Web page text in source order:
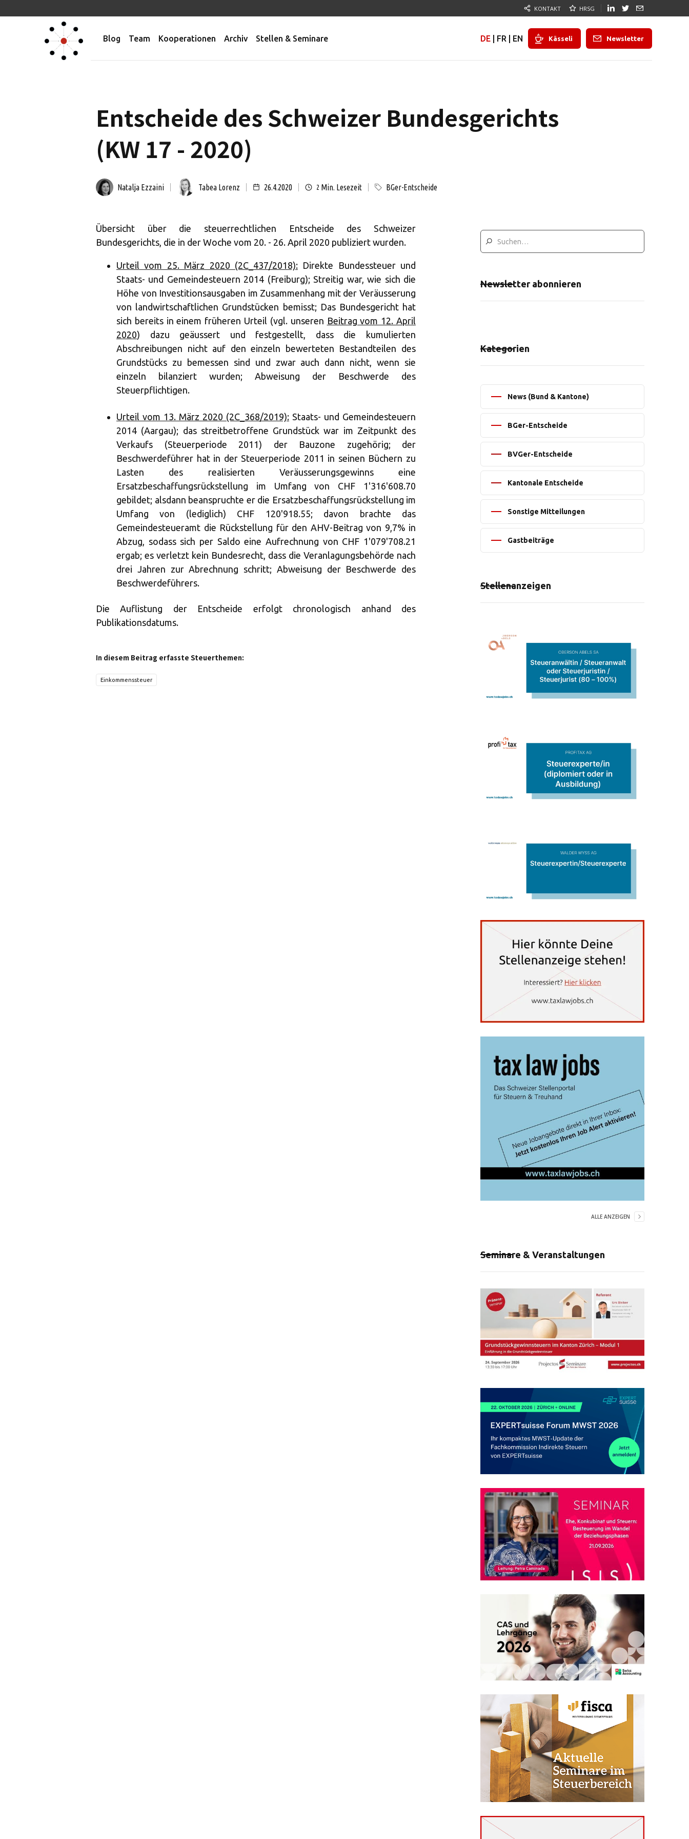
KONTAKT HRSG
Blog Team Kooperationen Archiv Stellen & Seminare DE FR EN Kässeli Newsletter
Entscheide des Schweizer Bundesgerichts
(KW 17 - 2020)
Natalja Ezzaini Tabea Lorenz 26.4.2020 2 Min. Lesezeit BGer-Entscheide
Übersicht über die steuerrechtlichen Entscheide des Schweizer
Bundesgerichts, die in der Woche vom 20. - 26. April 2020 publiziert wurden.
Urteil vom 25. März 2020 (2C_437/2018):Direkte Bundessteuer und
Staats- und Gemeindesteuern 2014 (Freiburg); Streitig war, wie sich die
Höhe von Investitionsausgaben im Zusammenhang mit der Veräusserung
von landwirtschaftlichen Grundstücken bemisst; Das Bundesgericht hat
sich bereits in einem früheren Urteil (vgl. unseren Beitrag vom 12. April
2020) dazu geäussert und festgestellt, dass die kumulierten
Abschreibungen nicht auf den einzeln bewerteten Bestandteilen des
Grundstücks zu bemessen sind und zwar auch dann nicht, wenn sie
einzeln bilanziert wurden; Abweisung der Beschwerde des
Steuerpflichtigen.
Urteil vom 13. März 2020 (2C_368/2019): Staats- und Gemeindesteuern
2014 (Aargau); das streitbetroffene Grundstück war im Zeitpunkt des
Verkaufs (Steuerperiode 2011) der Bauzone zugehörig; der
Beschwerdeführer hat in der Steuerperiode 2011 in seinen Büchern zu
Lasten des realisierten Veräusserungsgewinns eine
Ersatzbeschaffungsrückstellung im Umfang von CHF 1'316'608.70
gebildet; alsdann beanspruchte er die Ersatzbeschaffungsrückstellung im
Umfang von (lediglich) CHF 120'918.55; davon brachte das
Gemeindesteueramt die Rückstellung für den AHV-Beitrag von 9,7% in
Abzug, sodass sich per Saldo eine Aufrechnung von CHF 1'079'708.21
ergab; es verletzt kein Bundesrecht, dass die Veranlagungsbehörde nach
drei Jahren zur Abrechnung schritt; Abweisung der Beschwerde des
Beschwerdeführers.
Die Auflistung der Entscheide erfolgt chronologisch anhand des
Publikationsdatums.
In diesem Beitrag erfasste Steuerthemen:
Einkommenssteuer
Newsletter abonnieren
Kategorien
News (Bund & Kantone)
BGer-Entscheide
BVGer-Entscheide
Kantonale Entscheide
Sonstige Mitteilungen
Gastbeiträge
Stellenanzeigen
ALLE ANZEIGEN
Seminare & Veranstaltungen